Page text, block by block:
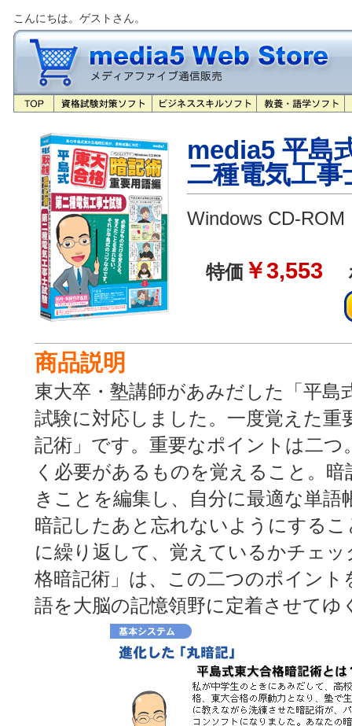
こんにちは。ゲストさん。
media5 平島
二種電気工事
Windows CD-ROM
特価 ￥3,553
商品説明
東大卒・塾講師があみだした「平島
試験に対応しました。一度覚えた重
記術」です。重要なポイントは二
く必要があるものを覚えること。
きことを編集し、自分に最適な単
暗記したあと忘れないようにする
に繰り返して、覚えているかチェ
格暗記術」は、この二つのポイン
語を大脳の記憶領野に定着させてゆ